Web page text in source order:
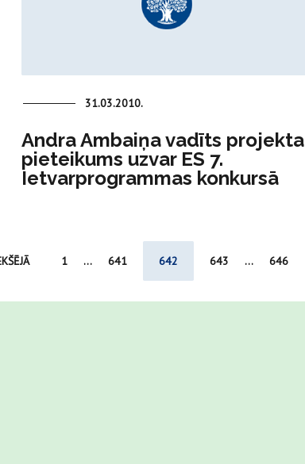
31.03.2010.
Andra Ambaiņa vadīts projekta
pieteikums uzvar ES 7.
Ietvarprogrammas konkursā
1 ... 641 642 643 ... 646